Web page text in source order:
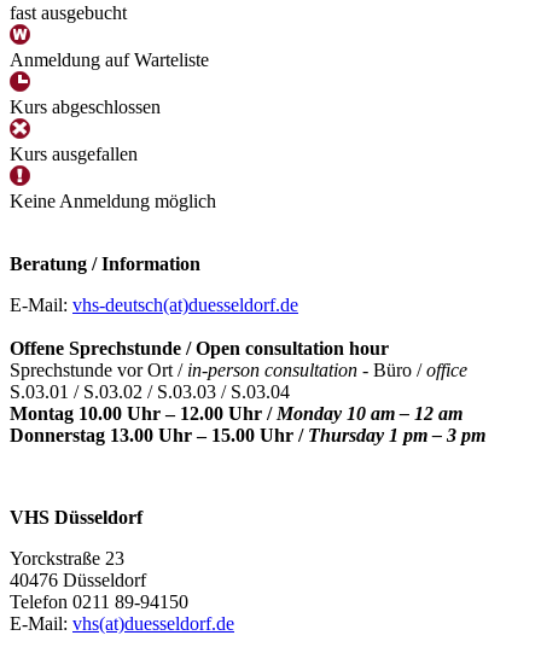
fast ausgebucht
Anmeldung auf Warteliste
Kurs abgeschlossen
Kurs ausgefallen
Keine Anmeldung möglich
Beratung / Information
E-Mail: vhs-deutsch(at)duesseldorf.de
Offene Sprechstunde / Open consultation hour
Sprechstunde vor Ort / in-person consultation - Büro /office
S.03.01 / S.03.02 / S.03.03 / S.03.04
Montag 10.00 Uhr – 12.00 Uhr / Monday 10 am – 12 am
Donnerstag 13.00 Uhr – 15.00 Uhr / Thursday 1 pm – 3 pm
VHS Düsseldorf
Yorckstraße 23
40476 Düsseldorf
Telefon 0211 89-94150
E-Mail: vhs(at)duesseldorf.de